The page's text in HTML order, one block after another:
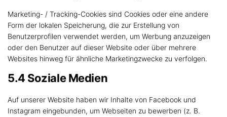
Marketing- / Tracking-Cookies sind Cookies oder eine andere
Form der lokalen Speicherung, die zur Erstellung von
Benutzerprofilen verwendet werden, um Werbung anzuzeigen
oder den Benutzer auf dieser Website oder über mehrere
Websites hinweg für ähnliche Marketingzwecke zu verfolgen.
5.4 Soziale Medien
Auf unserer Website haben wir Inhalte von Facebook und
Instagram eingebunden, um Webseiten zu bewerben (z. B.